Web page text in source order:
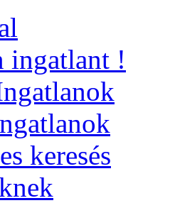
ingatlant !
keresés